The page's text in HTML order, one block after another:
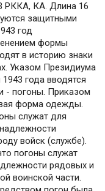
РККА, КА. Длина 16
защитными
год
формы
в историю знаки
Указом Президиума
года вводятся
- погоны. Приказом
форма одежды.
служат для
войск (службе).
погоны служат
рядовых и
воинской части.